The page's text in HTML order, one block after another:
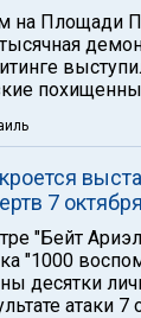
на Площади
7 октября
"Бейт
"1000
десятки
атаки 7